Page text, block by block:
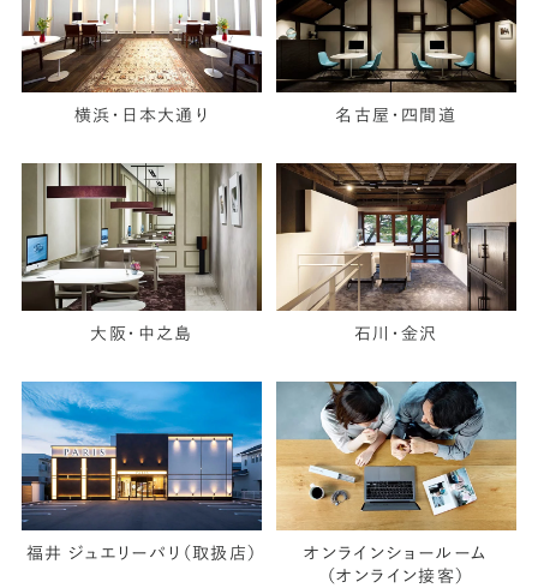
横浜・日本大通り 名古屋・四間道
大阪・中之島 石川・金沢
福井 ジュエリーパリ（取扱店）
オンラインショールーム
（オンライン接客）